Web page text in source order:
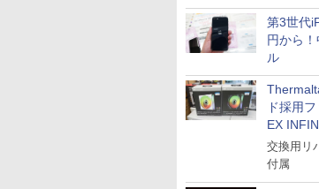
古Bラン
第3世代
円から
ル
ド採用
EX
に単品
交換用リ
付属